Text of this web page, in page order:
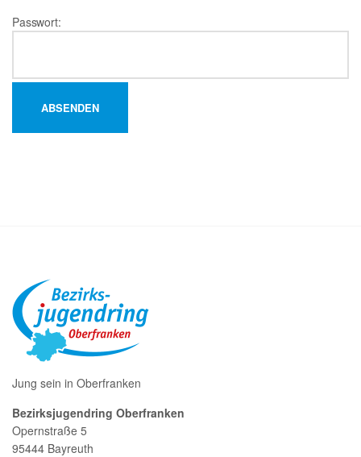
Passwort:
Jung sein in Oberfranken
Bezirksjugendring Oberfranken
Opernstraße 5
95444 Bayreuth